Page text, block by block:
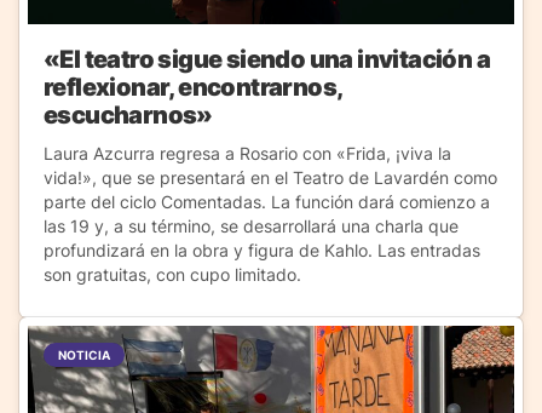
«El teatro sigue siendo una invitación a
reflexionar, encontrarnos,
escucharnos»
Laura Azcurra regresa a Rosario con «Frida, ¡viva la
vida!», que se presentará en el Teatro de Lavardén como
parte del ciclo Comentadas. La función dará comienzo a
las 19 y, a su término, se desarrollará una charla que
profundizará en la obra y figura de Kahlo. Las entradas
son gratuitas, con cupo limitado.
NOTICIA